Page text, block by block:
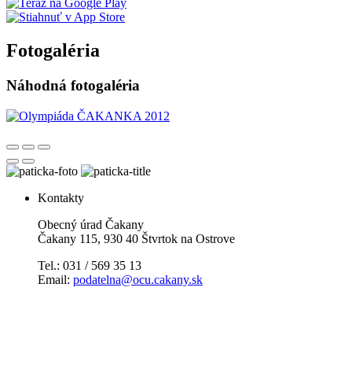
Fotogaléria
Náhodná fotogaléria
Kontakty
Obecný úrad Čakany
Čakany 115, 930 40 Štvrtok na Ostrove
Tel.: 031 / 569 35 13
Email: podatelna@ocu.cakany.sk